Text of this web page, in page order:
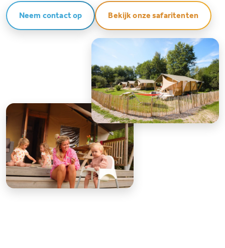
Neem contact op Bekijk onze safaritenten